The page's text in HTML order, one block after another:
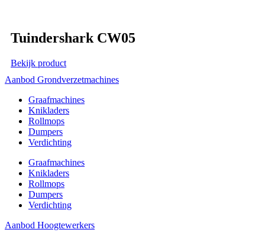
Tuindershark CW05
Bekijk product
Aanbod Grondverzetmachines
Graafmachines
Knikladers
Rollmops
Dumpers
Verdichting
Graafmachines
Knikladers
Rollmops
Dumpers
Verdichting
Aanbod Hoogtewerkers